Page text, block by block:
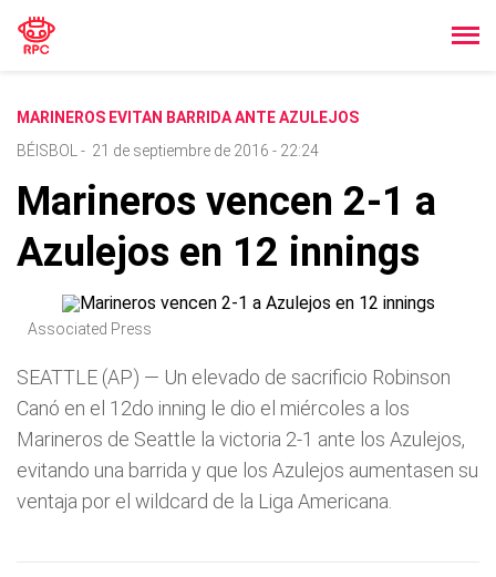
MARINEROS EVITAN BARRIDA ANTE AZULEJOS
BÉISBOL
- 21 de septiembre de 2016 - 22:24
Marineros vencen 2-1 a
Azulejos en 12 innings
Associated Press
SEATTLE (AP) — Un elevado de sacrificio Robinson
Canó en el 12do inning le dio el miércoles a los
Marineros de Seattle la victoria 2-1 ante los Azulejos,
evitando una barrida y que los Azulejos aumentasen su
ventaja por el wildcard de la Liga Americana.